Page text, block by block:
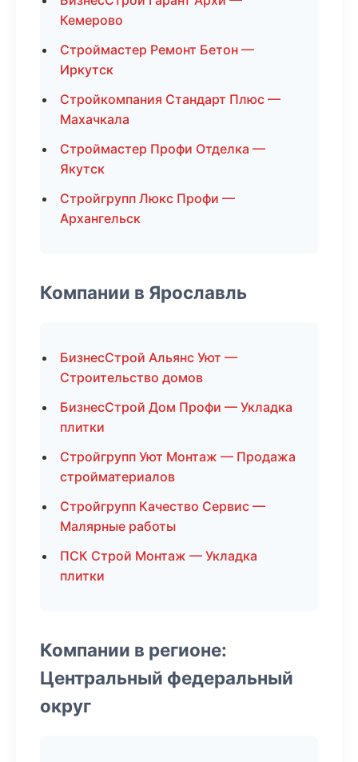
Кемерово
Строймастер Ремонт Бетон —
Иркутск
Стройкомпания Стандарт Плюс —
Махачкала
Строймастер Профи Отделка —
Якутск
Стройгрупп Люкс Профи —
Архангельск
Компании в Ярославль
БизнесСтрой Альянс Уют —
Строительство домов
БизнесСтрой Дом Профи — Укладка
плитки
Стройгрупп Уют Монтаж — Продажа
стройматериалов
Стройгрупп Качество Сервис —
Малярные работы
ПСК Строй Монтаж — Укладка
плитки
Компании в регионе:
Центральный федеральный
округ